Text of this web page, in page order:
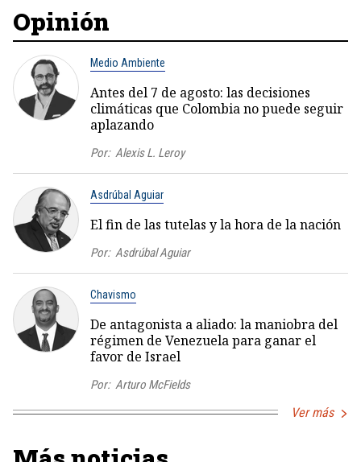
Opinión
Medio Ambiente
Antes del 7 de agosto: las decisiones
climáticas que Colombia no puede seguir
aplazando
Por: Alexis L. Leroy
Asdrúbal Aguiar
El fin de las tutelas y la hora de la nación
Por: Asdrúbal Aguiar
Chavismo
De antagonista a aliado: la maniobra del
régimen de Venezuela para ganar el
favor de Israel
Por: Arturo McFields
Ver más